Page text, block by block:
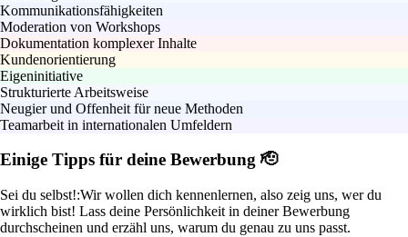
Kommunikationsfähigkeiten
Moderation von Workshops
Dokumentation komplexer Inhalte
Kundenorientierung
Eigeninitiative
Strukturierte Arbeitsweise
Neugier und Offenheit für neue Methoden
Teamarbeit in internationalen Umfeldern
Einige Tipps für deine Bewerbung 🫡
Sei du selbst!:Wir wollen dich kennenlernen, also zeig uns, wer du
wirklich bist! Lass deine Persönlichkeit in deiner Bewerbung
durchscheinen und erzähl uns, warum du genau zu uns passt.